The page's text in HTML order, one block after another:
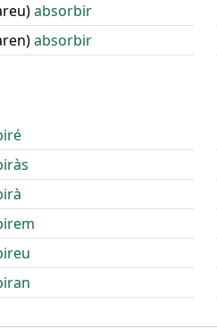
absorbir
absorbir